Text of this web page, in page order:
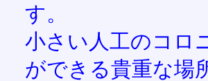
す。
小さい人工のコロ
ができる貴重な場